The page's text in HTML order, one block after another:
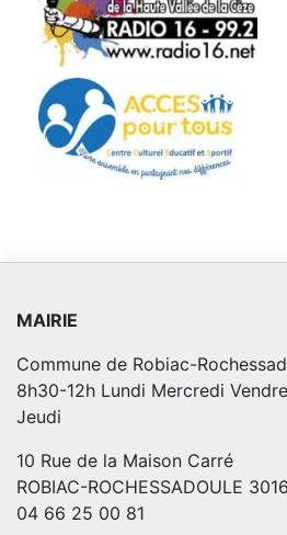
MAIRIE
Commune de Robiac-
8h30-12h Lundi Mercredi
Jeudi
10 Rue de la Maison Carré
ROBIAC-ROCHESSADOULE
04 66 25 00 81